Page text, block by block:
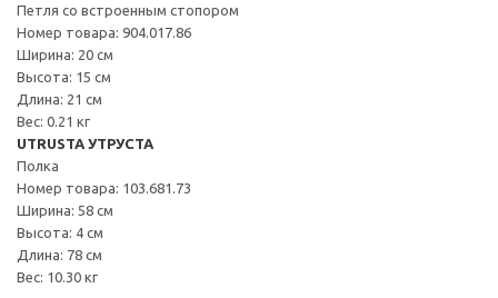
Петля со встроенным стопором
Номер товара: 904.017.86
Ширина: 20 см
Высота: 15 см
Длина: 21 см
Вес: 0.21 кг
UTRUSTA УТРУСТА
Полка
Номер товара: 103.681.73
Ширина: 58 см
Высота: 4 см
Длина: 78 см
Вес: 10.30 кг